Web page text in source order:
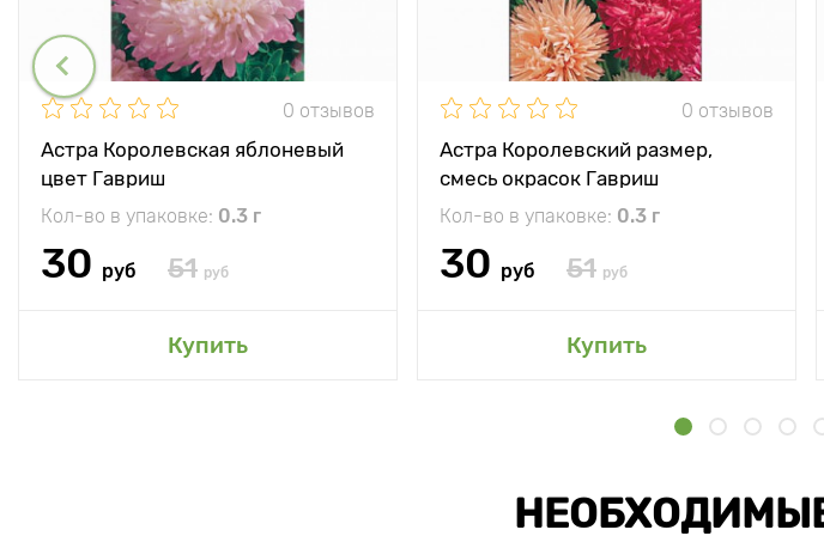
0 отзывов
Астра Королевская яблоневый
цвет Гавриш
Кол-во в упаковке: 0.3 г
30 руб 51 руб
Купить
0 отзывов
Астра Королевский размер,
смесь окрасок Гавриш
Кол-во в упаковке: 0.3 г
30 руб 51 руб
Купить